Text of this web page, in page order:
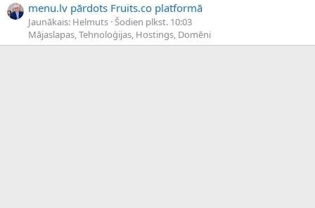
menu.lv pārdots Fruits.co platformā
Jaunākais: Helmuts Šodien plkst. 10:03
Mājaslapas, Tehnoloģijas, Hostings, Domēni